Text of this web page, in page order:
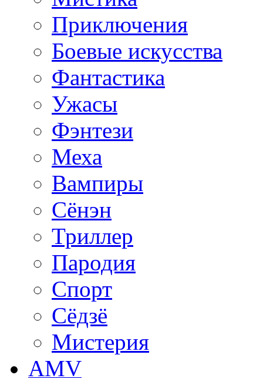
Приключения
Боевые искусства
Фантастика
Ужасы
Фэнтези
Меха
Вампиры
Сёнэн
Триллер
Пародия
Спорт
Сёдзё
Мистерия
AMV